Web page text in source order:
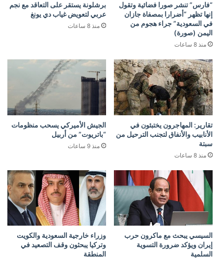
“فارس” تنشر صورا فضائية وتقول
إنها تظهر “أضرارا بمصفاة جازان
في السعودية” جراء هجوم من
اليمن (صورة)
منذ 8 ساعات
برشلونة يستقر على التعاقد مع نجم
عربي لتعويض غياب دي يونغ
منذ 8 ساعات
تقارير: المهاجرون يختبئون في
الأنابيب والأنفاق لتجنب الترحيل من
سبتة
منذ 8 ساعات
الجيش الأميركي يسحب منظومات
“باتريوت” من أربيل
منذ 9 ساعات
السيسي يبحث مع ماكرون حرب
إيران ويؤكد ضرورة التسوية
السلمية
وزراء خارجية السعودية والكويت
وتركيا يبحثون وقف التصعيد في
المنطقة